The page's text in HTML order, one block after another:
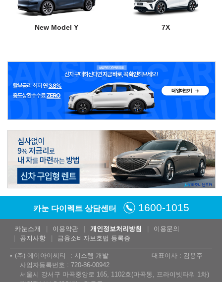
New Model Y 7X
카눈 다이렉트 상담센터 1600-1015
카눈소개 이용약관 개인정보처리방침
이용문의
공지사항
금융소비자보호법 등록증
(주) 에이아이씨티 시스템 개발
대표이사 : 김용주
사업자등록번호 : 720-86-00942
서울시 강서구 마곡중앙로 165, 1102호(마곡동, 프라이빗타워 1차)